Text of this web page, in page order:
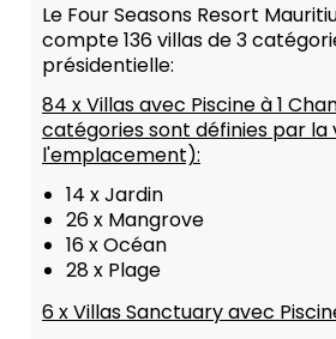
Le Four Seasons Resort
compte 136 villas de 3
présidentielle:
84 x Villas avec Piscine à 1
catégories sont définies par la
l'emplacement):
14 x Jardin
26 x Mangrove
16 x Océan
28 x Plage
6 x Villas Sanctuary avec